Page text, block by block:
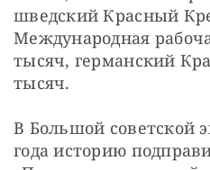
шведский Красный
Международная
тысяч, германский
тысяч.
В Большой советской
года историю